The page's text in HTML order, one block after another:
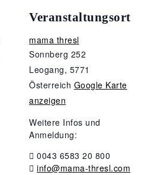
Veranstaltungsort
mama thresl
Sonnberg 252
Leogang, 5771
Österreich Google Karte
anzeigen
Weitere Infos und
Anmeldung:
0043 6583 20 800
info@mama-thresl.com